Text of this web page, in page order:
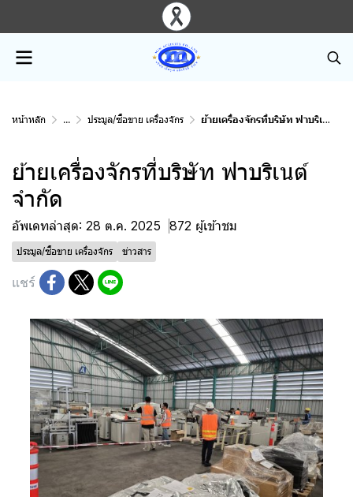
หน้าหลัก ... ประมูล/ซื้อขาย เครื่องจักร ย้ายเครื่องจักรที่บริษัท ฟาบริเนต์ จำกัด
ย้ายเครื่องจักรที่บริษัท ฟาบริเนต์
จำกัด
อัพเดทล่าสุด: 28 ต.ค. 2025 872 ผู้เข้าชม
ประมูล/ซื้อขาย เครื่องจักร ข่าวสาร
แชร์